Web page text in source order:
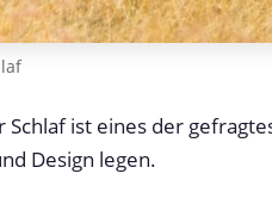
ist eines der
Design legen.